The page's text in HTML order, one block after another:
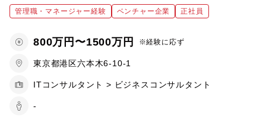
管理職・マネージャー経験 ベンチャー企業 正社員
800万円〜1500万円 ※経験に応ず
東京都港区六本木6-10-1
ITコンサルタント > ビジネスコンサルタント
-